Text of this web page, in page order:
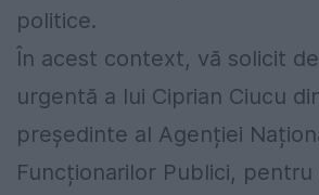
politice.
În acest context, vă solicit
urgentă a lui Ciprian Ciucu
președinte al Agenției
Funcționarilor Publici,